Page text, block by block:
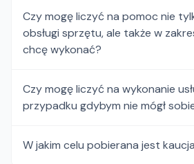
Czy mogę liczyć na pomoc nie
obsługi sprzętu, ale także w
chcę wykonać?
Czy mogę liczyć na wykonanie
przypadku gdybym nie mógł
W jakim celu pobierana jest